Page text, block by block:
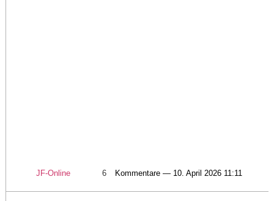
JF-Online 6 Kommentare — 10. April 2026 11:11